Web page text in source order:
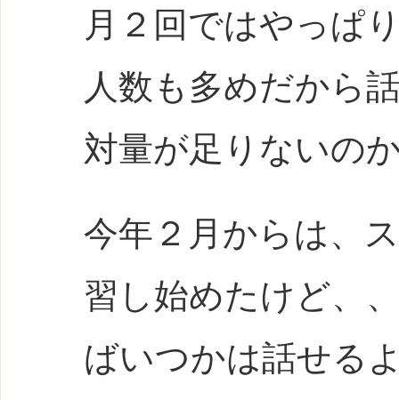
月２回ではやっぱ
人数も多めだから
対量が足りないの
今年２月からは、
習し始めたけど、
ばいつかは話せる